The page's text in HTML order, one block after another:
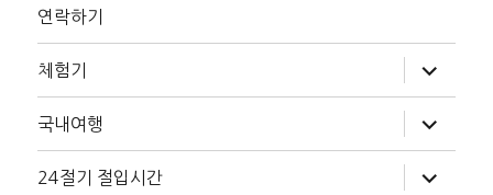
연락하기
체험기
위
메
확
장
국내여행
위
메
확
24절기 절입시간
위